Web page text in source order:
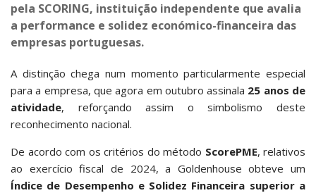
pela SCORING, instituição independente que avalia
a performance e solidez económico-financeira das
empresas portuguesas.
A distinção chega num momento particularmente especial
para a empresa, que agora em outubro assinala 25 anos de
atividade, reforçando assim o simbolismo deste
reconhecimento nacional.
De acordo com os critérios do método ScorePME, relativos
ao exercício fiscal de 2024, a Goldenhouse obteve um
Índice de Desempenho e Solidez Financeira superior a